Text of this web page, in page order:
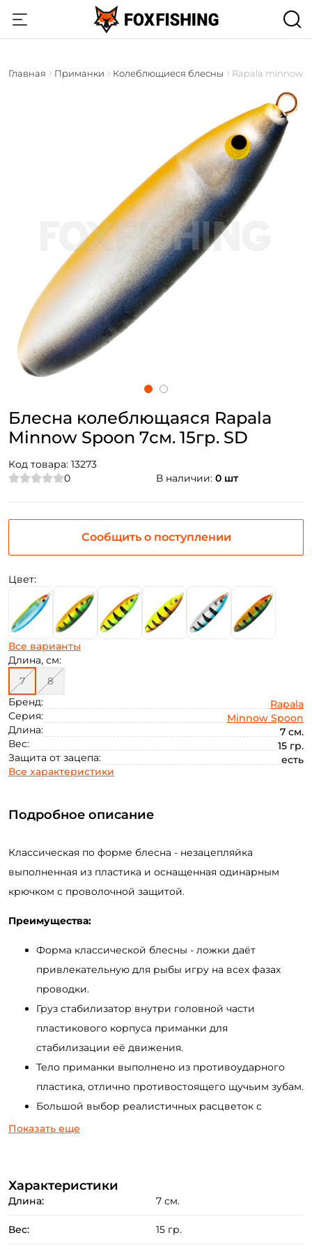
Главная Приманки Колеблющиеся блесны Rapala minnow
Блесна колеблющаяся Rapala
Minnow Spoon 7см. 15гр. SD
Код товара: 13273
0
В наличии: 0 шт
Цвет:
Все варианты
Длина, см:
7
8
Бренд:
Rapala
Серия:
Minnow Spoon
Длина:
7 см.
Вес:
15 гр.
Защита от зацепа:
есть
Все характеристики
Сообщить о поступлении
Подробное описание
Классическая по форме блесна - незацепляйка
выполненная из пластика и оснащенная одинарным
крючком с проволочной защитой.
Преимущества:
Форма классической блесны - ложки даёт
привлекательную для рыбы игру на всех фазах
проводки.
Груз стабилизатор внутри головной части
пластикового корпуса приманки для
стабилизации её движения.
Тело приманки выполнено из противоударного
пластика, отлично противостоящего щучьим зубам.
Большой выбор реалистичных расцветок с
имитацией рыбьей чешуи и глаз (яркие и
фиксацией и проволочной защитой.
В серии имеются блёсны разного размера и
массы, под различные условия ловли.
Показать еще
Характеристики
Длина: 7 см.
Вес: 15 гр.
Создать аккаунт